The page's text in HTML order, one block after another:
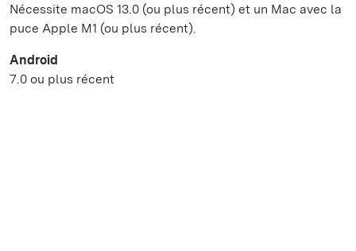
Nécessite macOS 13.0 (ou plus récent) et un Mac avec la
puce Apple M1 (ou plus récent).
Android
7.0 ou plus récent